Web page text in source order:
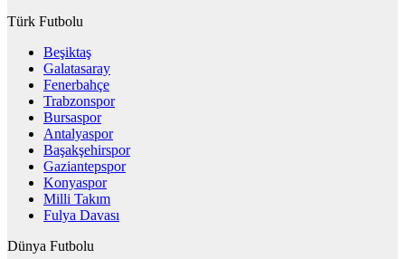
Türk Futbolu
Beşiktaş
Galatasaray
Fenerbahçe
Trabzonspor
Bursaspor
Antalyaspor
Başakşehirspor
Gaziantepspor
Konyaspor
Milli Takım
Fulya Davası
Dünya Futbolu